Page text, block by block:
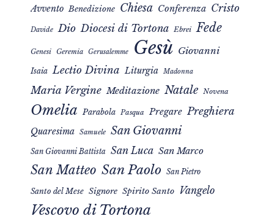
Avvento Benedizione Chiesa Conferenza Cristo
Davide Dio Diocesi di Tortona Ebrei Fede
Genesi Geremia Gerusalemme Gesù Giovanni
Isaia Lectio Divina Liturgia Madonna
Maria Vergine Meditazione Natale Novena
Omelia Parabola Pasqua Pregare Preghiera
Quaresima Samuele San Giovanni
San Giovanni Battista San Luca San Marco
San Matteo San Paolo San Pietro
Santo del Mese Signore Spirito Santo Vangelo
Vescovo di Tortona